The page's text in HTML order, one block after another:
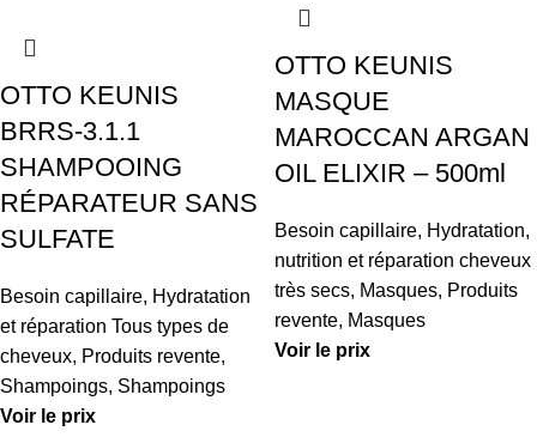
OTTO KEUNIS
BRRS-3.1.1
SHAMPOOING
RÉPARATEUR SANS
SULFATE
Besoin capillaire, Hydratation
et réparation Tous types de
cheveux, Produits revente,
Shampoings, Shampoings
Voir le prix
OTTO KEUNIS
MASQUE
MAROCCAN ARGAN
OIL ELIXIR – 500ml
Besoin capillaire, Hydratation,
nutrition et réparation cheveux
très secs, Masques, Produits
revente, Masques
Voir le prix